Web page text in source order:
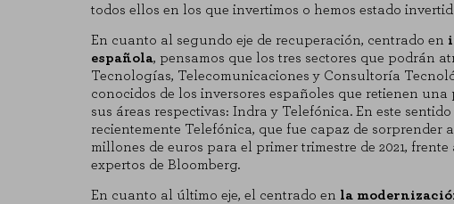
todos ellos en los que invertimos o hemos estado
En cuanto al segundo eje de recuperación, centrado en
española, pensamos que los tres sectores que podrán
Tecnologías, Telecomunicaciones y Consultoría
conocidos de los inversores españoles que retienen
sus áreas respectivas: Indra y Telefónica. En este
recientemente Telefónica, que fue capaz de
millones de euros para el primer trimestre de 2021,
expertos de Bloomberg.
En cuanto al último eje, el centrado en la